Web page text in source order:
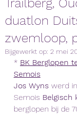
Trailberg,
duatlon
zwemloop,
Bijgewerkt op: 2 mei
* BK Berglopen
Semois
Jos Wyns werd
Semois Belgisch
berglopen bij de